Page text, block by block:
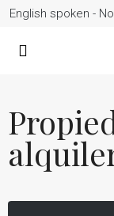
English spoken -